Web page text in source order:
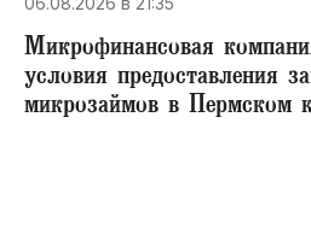
Микрофинансовая
условия предоставления
микрозаймов в Пермском